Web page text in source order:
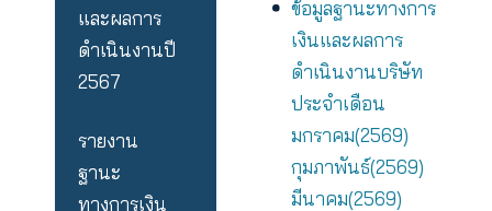
รายงาน
ทางการเงิน
และผลการ
ประจำเดือน
ธันวาคม(2568)
มกราคม(2569)
กุมภาพันธ์
ข้อมูลฐานะทาง